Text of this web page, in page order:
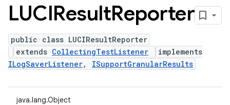
LUCIResultReporter
public class LUCIResultReporter
extends CollectingTestListener
implements
ILogSaverListener, ISupportGranularResults
java.lang.Object